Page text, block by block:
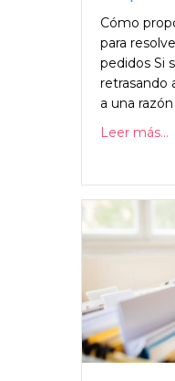
Cómo
para
pedidos Si
retrasando
a una
Leer más...